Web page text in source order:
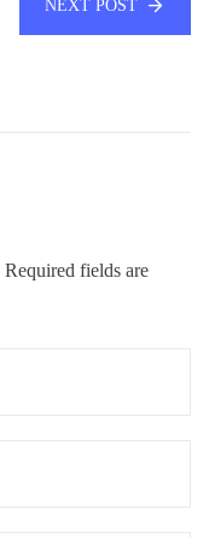
NEXT POST
Required fields are